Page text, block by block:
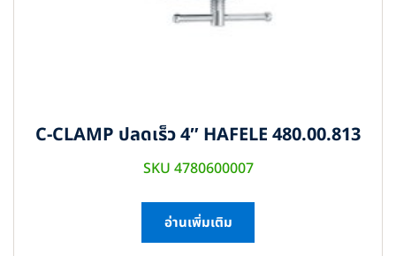
C-CLAMP ปลดเร็ว 4″ HAFELE 480.00.813
SKU 4780600007
อ่านเพิ่มเติม